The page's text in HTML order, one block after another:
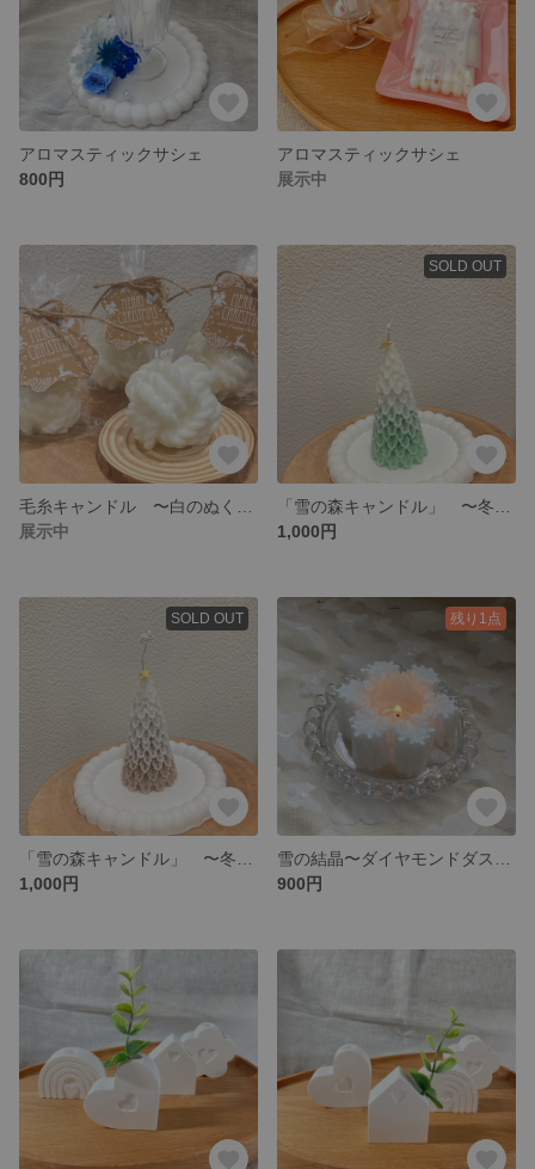
アロマスティックサシェ
800円
アロマスティックサシェ
展示中
展示中
SOLD OUT
1,000円
SOLD OUT
1,000円
残り1点
900円